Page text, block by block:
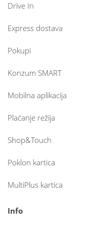
Drive In
Express dostava
Pokupi
Konzum SMART
Mobilna aplikacija
Plaćanje režija
Shop&Touch
Poklon kartica
MultiPlus kartica
Info